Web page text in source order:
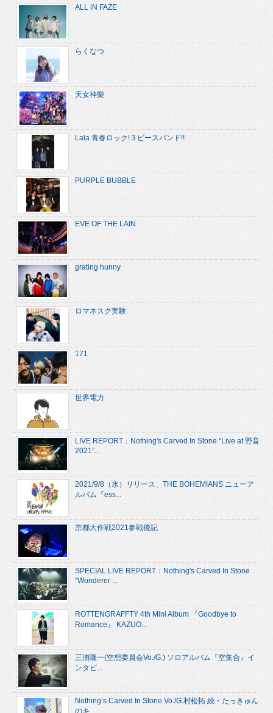
ALL iN FAZE
らくなつ
天女神樂
Lala 青春ロック!３ピースバンド!!
PURPLE BUBBLE
EVE OF THE LAIN
grating hunny
ロマネスク実験
171
世界電力
LIVE REPORT：Nothing's Carved In Stone “Live at 野音
2021”...
2021/9/8（水）リリース、THE BOHEMIANS ニューア
ルバム『ess...
京都大作戦2021参戦後記
SPECIAL LIVE REPORT：Nothing's Carved In Stone
“Wonderer ...
ROTTENGRAFFTY 4th Mini Album 『Goodbye to
Romance』 KAZUO...
三浦隆一(空想委員会Vo./G.) ソロアルバム『空集合』イ
ンタビ...
Nothing’s Carved In Stone Vo./G.村松拓 続・たっきゅん
のキ...